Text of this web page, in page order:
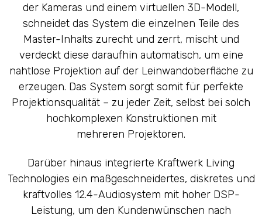
der Kameras und einem virtuellen 3D-Modell,
schneidet das System die einzelnen Teile des
Master-Inhalts zurecht und zerrt, mischt und
verdeckt diese daraufhin automatisch, um eine
nahtlose Projektion auf der Leinwandoberfläche zu
erzeugen. Das System sorgt somit für perfekte
Projektionsqualität – zu jeder Zeit, selbst bei solch
hochkomplexen Konstruktionen mit
mehreren Projektoren.
Darüber hinaus integrierte Kraftwerk Living
Technologies ein maßgeschneidertes, diskretes und
kraftvolles 12.4-Audiosystem mit hoher DSP-
Leistung, um den Kundenwünschen nach